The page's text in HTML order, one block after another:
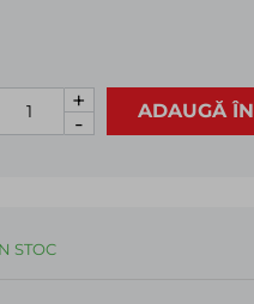
Luminile de lucru se aprind
ADAUGĂ
+
-
STOC